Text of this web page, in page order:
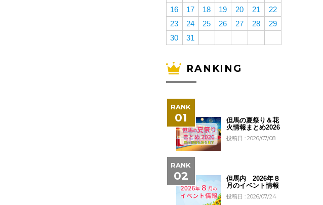
16
17 18 19 20 21
22
23
24 25 26 27 28
29
30
31
RANKING
但馬の夏祭り＆花
火情報まとめ2026
投稿日 : 2026/07/08
但馬内 2026年８
月のイベント情報
投稿日 : 2026/07/24